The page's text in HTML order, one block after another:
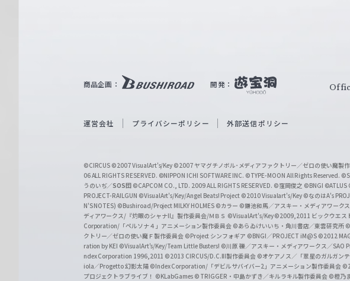
W
i
c
h
w
a
r
z
商品企画： 開発：
運営会社 プライバシーポリシー 外部送信ポリシー
©CIRCUS ©2007 VisualArt's/Key ©2007 ヤマグチノボル･メディアファクトリー／ゼロの使い魔製
06 ALL RIGHTS RESERVED. ©NIPPON ICHI SOFTWARE INC. ©TYPE-MOON All Rights Reserved.
うのいぢ／SOS団 ©CAPCOM CO., LTD. 2009 ALL RIGHTS RESERVED. ©窪岡俊之 ©BNGI ©ATLUS
PROJECT-RAILGUN ©VisualArt's/Key/Angel Beats! Project ©2010 Visualart's/Key ©なのはA's
N'S NOTES) ©Bushiroad/Project MILKY HOLMES ©カラー ©鎌池和馬／アスキー・メディアワーク
ディアワークス/『灼眼のシャナII』製作委員会/ＭＢＳ ©VisualArt's/Key©2009,2011 ビックウエス
Corporation/「ペルソナ４」アニメーション製作委員会 ©あらゐけいいち・角川書店／東雲研究所
クトリー／ゼロの使い魔Ｆ製作委員会 ©Project シンフォギア ©BNGI／PROJECT iM@S ©2012
ration by KEI ©VisualArt's/Key/Team Little Busters! ©川原 礫／アスキー・メディアワークス／SAO
ndex Corporation 1996,2011 ©2013 CIRCUS/D.C.III製作委員会 ©オケアノス／「翠星のガルガン
iola／Progetto 幻影太陽 ©Index Corporation/「デビルサバイバー2」アニメーション製作委員会
プロジェクトラブライブ！ ©KLabGames © TRIGGER・中島かずき／キルラキル製作委員会 ©橙乃